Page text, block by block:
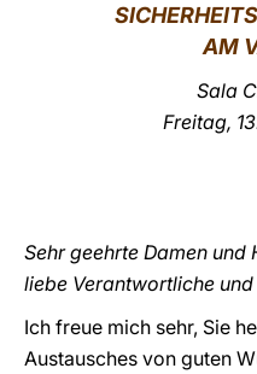
AM
Sala
Freitag,
Sehr geehrte Damen und
liebe Verantwortliche
Ich freue mich sehr, Sie
Austausches von guten